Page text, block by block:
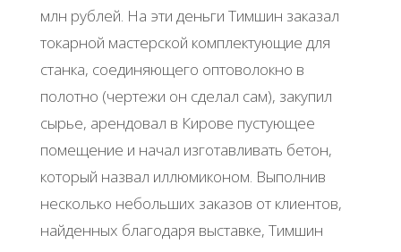
млн рублей. На эти деньги Тимшин заказал
токарной мастерской комплектующие для
станка, соединяющего оптоволокно в
полотно (чертежи он сделал сам), закупил
сырье, арендовал в Кирове пустующее
помещение и начал изготавливать бетон,
который назвал иллюмиконом. Выполнив
несколько небольших заказов от клиентов,
найденных благодаря выставке, Тимшин